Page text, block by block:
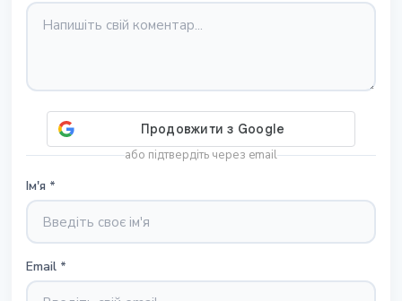
або підтвердіть через email
Ім'я *
Email *